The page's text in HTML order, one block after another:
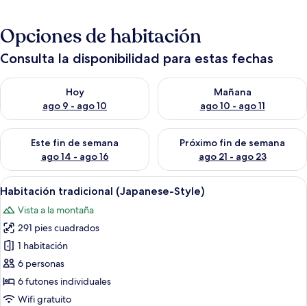
Opciones de habitación
Consulta la disponibilidad para estas fechas
Hoy
ago 9 - ago 10
Consulta la disponibilidad para hoy ago 9 - ago 10
Mañana
ago 10 - ago 11
Consulta la disponibilidad
Este fin de semana
ago 14 - ago 16
Consulta la disponibilidad para este fin de semana ago 14 -
Próximo fin de semana
ago 21 - ago 23
Consulta la disponibilidad
Abrir
todas
las
fotos
de
Habitación
tradicional
(Japanese-
Una habitación japonesa tradicional
12
Habitación tradicional (Japanese-Style)
Vista a la montaña
291 pies cuadrados
1 habitación
6 personas
6 futones individuales
Wifi gratuito